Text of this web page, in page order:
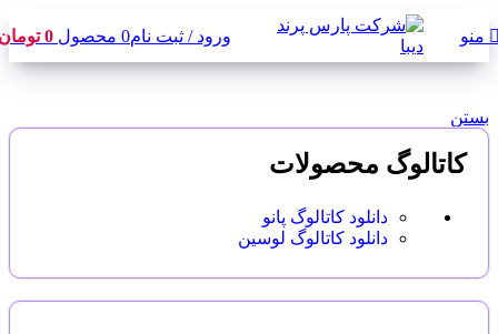
منو ورود / ثبت نام0 محصول 0
بستن
کاتالوگ محصولات
دانلود کاتالوگ پانو
دانلود کاتالوگ لوسین